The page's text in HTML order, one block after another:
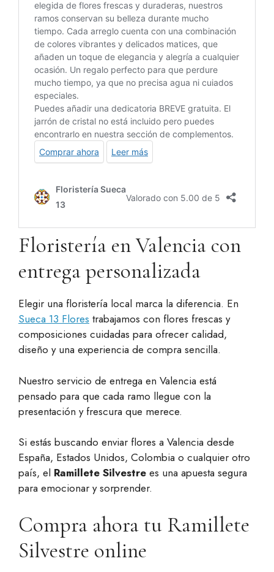
Floristería en Valencia con
entrega personalizada
Elegir una floristería local marca la diferencia. En
Sueca 13 Flores trabajamos con flores frescas y
composiciones cuidadas para ofrecer calidad,
diseño y una experiencia de compra sencilla.
Nuestro servicio de entrega en Valencia está
pensado para que cada ramo llegue con la
presentación y frescura que merece.
Si estás buscando enviar flores a Valencia desde
España, Estados Unidos, Colombia o cualquier otro
país, el Ramillete Silvestre es una apuesta segura
para emocionar y sorprender.
Compra ahora tu Ramillete
Silvestre online